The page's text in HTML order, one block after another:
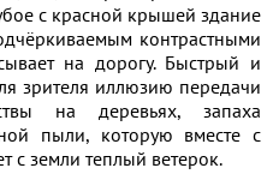
с красной крышей здание
контрастными
на дорогу. Быстрый и
зрителя иллюзию передачи
на деревьях, запаха
пыли, которую вместе с
с земли теплый ветерок.